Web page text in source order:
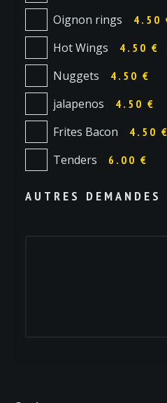
Oignon rings 4.50
Hot Wings 4.50 €
Nuggets 4.50 €
jalapenos 4.50 €
Frites Bacon 4.50 €
Tenders 6.00 €
AUTRES DEMANDES